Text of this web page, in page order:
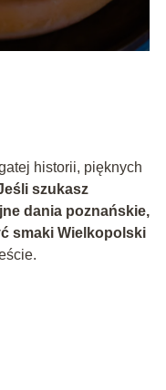
historii, pięknych
szukasz
dania poznańskie,
smaki Wielkopolski